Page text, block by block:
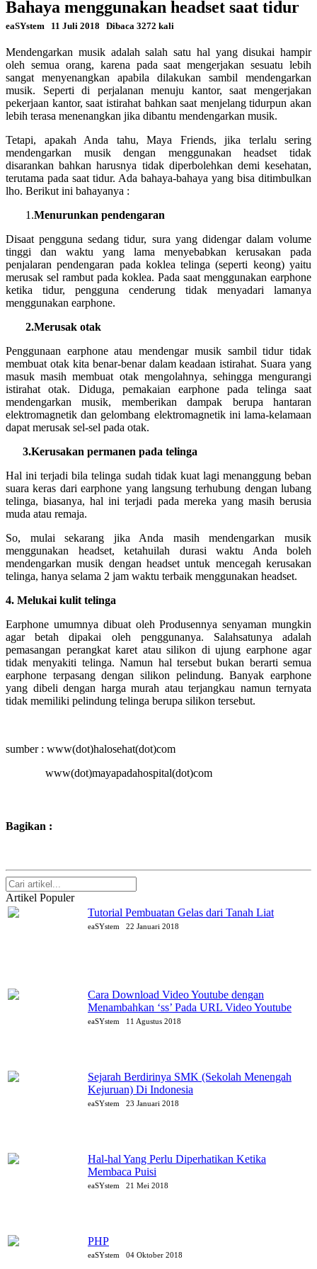
Bahaya menggunakan headset saat tidur
eaSYstem 11 Juli 2018 Dibaca 3272 kali
Mendengarkan musik adalah salah satu hal yang disukai hampir
oleh semua orang, karena pada saat mengerjakan sesuatu lebih
sangat menyenangkan apabila dilakukan sambil mendengarkan
musik. Seperti di perjalanan menuju kantor, saat mengerjakan
pekerjaan kantor, saat istirahat bahkan saat menjelang tidurpun akan
lebih terasa menenangkan jika dibantu mendengarkan musik.
Tetapi, apakah Anda tahu, Maya Friends, jika terlalu sering
mendengarkan musik dengan menggunakan headset tidak
disarankan bahkan harusnya tidak diperbolehkan demi kesehatan,
terutama pada saat tidur. Ada bahaya-bahaya yang bisa ditimbulkan
lho. Berikut ini bahayanya :
1.Menurunkan pendengaran
Disaat pengguna sedang tidur, sura yang didengar dalam volume
tinggi dan waktu yang lama menyebabkan kerusakan pada
penjalaran pendengaran pada koklea telinga (seperti keong) yaitu
merusak sel rambut pada koklea. Pada saat menggunakan earphone
ketika tidur, pengguna cenderung tidak menyadari lamanya
menggunakan earphone.
2.Merusak otak
Penggunaan earphone atau mendengar musik sambil tidur tidak
membuat otak kita benar-benar dalam keadaan istirahat. Suara yang
masuk masih membuat otak mengolahnya, sehingga mengurangi
istirahat otak. Diduga, pemakaian earphone pada telinga saat
mendengarkan musik, memberikan dampak berupa hantaran
elektromagnetik dan gelombang elektromagnetik ini lama-kelamaan
dapat merusak sel-sel pada otak.
3.Kerusakan permanen pada telinga
Hal ini terjadi bila telinga sudah tidak kuat lagi menanggung beban
suara keras dari earphone yang langsung terhubung dengan lubang
telinga, biasanya, hal ini terjadi pada mereka yang masih berusia
muda atau remaja.
So, mulai sekarang jika Anda masih mendengarkan musik
menggunakan headset, ketahuilah durasi waktu Anda boleh
mendengarkan musik dengan headset untuk mencegah kerusakan
telinga, hanya selama 2 jam waktu terbaik menggunakan headset.
4. Melukai kulit telinga
Earphone umumnya dibuat oleh Produsennya senyaman mungkin
agar betah dipakai oleh penggunanya. Salahsatunya adalah
pemasangan perangkat karet atau silikon di ujung earphone agar
tidak menyakiti telinga. Namun hal tersebut bukan berarti semua
earphone terpasang dengan silikon pelindung. Banyak earphone
yang dibeli dengan harga murah atau terjangkau namun ternyata
tidak memiliki pelindung telinga berupa silikon tersebut.
sumber : www(dot)halosehat(dot)com
www(dot)mayapadahospital(dot)com
Bagikan :
Artikel Populer
Tutorial Pembuatan Gelas dari Tanah Liat
eaSYstem 22 Januari 2018
Cara Download Video Youtube dengan
Menambahkan ‘ss’ Pada URL Video Youtube
eaSYstem 11 Agustus 2018
Sejarah Berdirinya SMK (Sekolah Menengah
Kejuruan) Di Indonesia
eaSYstem 23 Januari 2018
Hal-hal Yang Perlu Diperhatikan Ketika
Membaca Puisi
eaSYstem 21 Mei 2018
PHP
eaSYstem 04 Oktober 2018